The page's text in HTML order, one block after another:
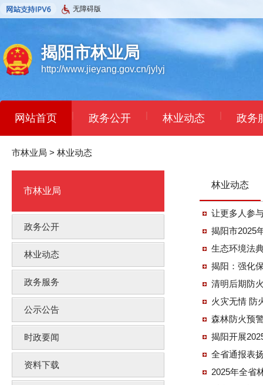
无障碍版
揭阳市林业局
http://www.jieyang.gov.cn/jylyj
网站首页 | 政务公开 | 林业动态 | 政务
市林业局 > 林业动态
市林业局
政务公开
林业动态
政务服务
公示公告
时政要闻
资料下载
林业动态
让更多人参
揭阳市2025
生态环境法
揭阳：强化
清明后期防
火灾无情 防
森林防火预
揭阳开展
全省通报表
2025年全省